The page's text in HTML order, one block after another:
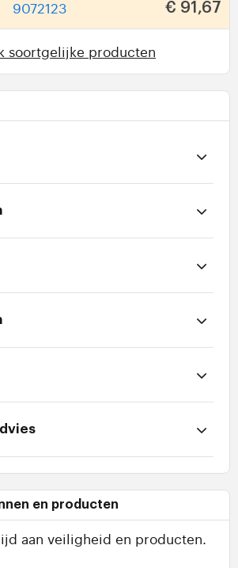
9072123 € 91,67
soortgelijke producten
en producten
aan veiligheid en producten.